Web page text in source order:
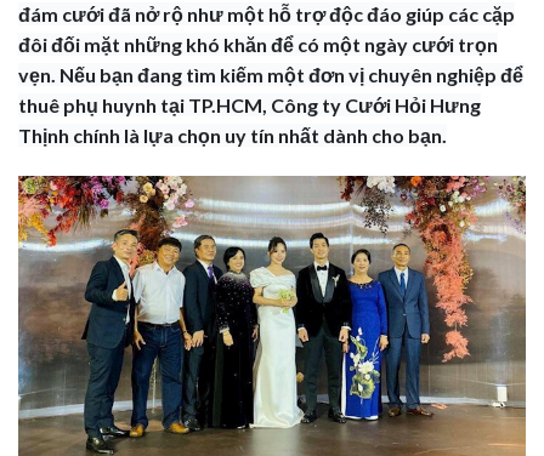
đám cưới đã nở rộ như một hỗ trợ độc đáo giúp các cặp
đôi đối mặt những khó khăn để có một ngày cưới trọn
vẹn. Nếu bạn đang tìm kiếm một đơn vị chuyên nghiệp để
thuê phụ huynh tại TP.HCM, Công ty Cưới Hỏi Hưng
Thịnh chính là lựa chọn uy tín nhất dành cho bạn.